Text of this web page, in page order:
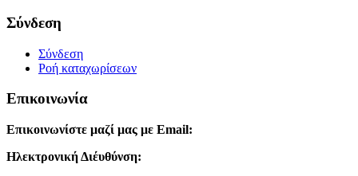
Σύνδεση
Σύνδεση
Ροή καταχωρίσεων
Επικοινωνία
Επικοινωνίστε μαζί μας με Email:
Ηλεκτρονική Διέυθύνση: